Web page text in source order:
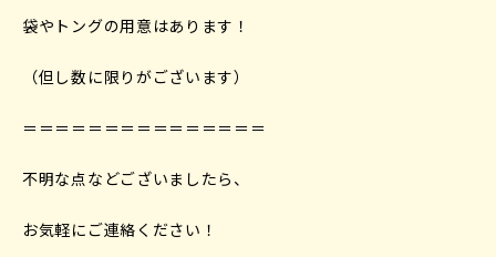
袋やトングの用意はあります！
（但し数に限りがございます）
＝＝＝＝＝＝＝＝＝＝＝＝＝＝＝
不明な点などございましたら、
お気軽にご連絡ください！